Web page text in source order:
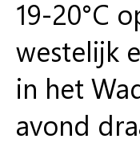
19-20°C
westelijk
in het
avond